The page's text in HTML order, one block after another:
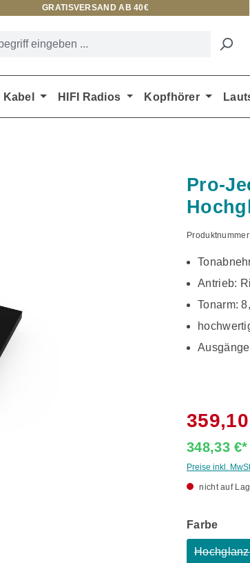
GRATISVERSAND AB 40€
Kabel HIFI Radios Kopfhörer
Pro-
Antrieb:
Tonarm:
348,33 €*
Preise inkl.
nicht auf
Farbe